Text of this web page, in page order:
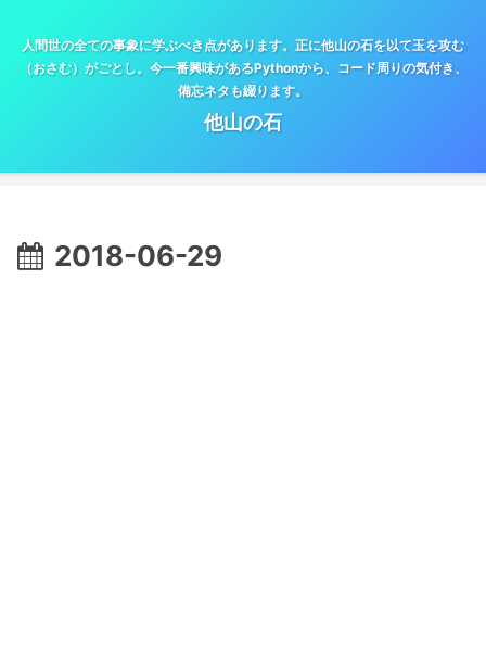
人間世の全ての事象に学ぶべき点があります。正に他山の石を以て玉を攻む
（おさむ）がごとし。今一番興味があるPythonから、コード周りの気付き、
備忘ネタも綴ります。
他山の石
2018-06-29